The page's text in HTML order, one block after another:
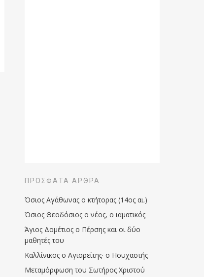
ΠΡΌΣΦΑΤΑ ΆΡΘΡΑ
Όσιος Αγάθωνας ο κτήτορας (14ος αι.)
Όσιος Θεοδόσιος ο νέος, ο ιαματικός
Άγιος Δομέτιος ο Πέρσης και οι δύο
μαθητές του
Καλλίνικος ο Αγιορείτης · ο Ησυχαστής
Μεταμόρφωση του Σωτήρος Χριστού